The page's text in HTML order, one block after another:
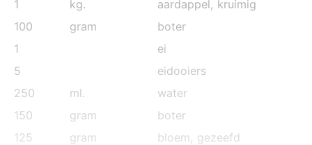
1 kg.
aardappel, kruimig
100
gram
boter
1
ei
5
eidooiers
250
ml.
water
150
gram
boter
125
gram bloem , gezeefd